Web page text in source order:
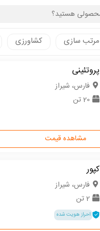
مرتب سازی کشاورزی
پروتئینی
فارس، شیراز
20 تن
مشاهده قیمت
کپور
فارس، شیراز
2 تن
احراز هویت شده